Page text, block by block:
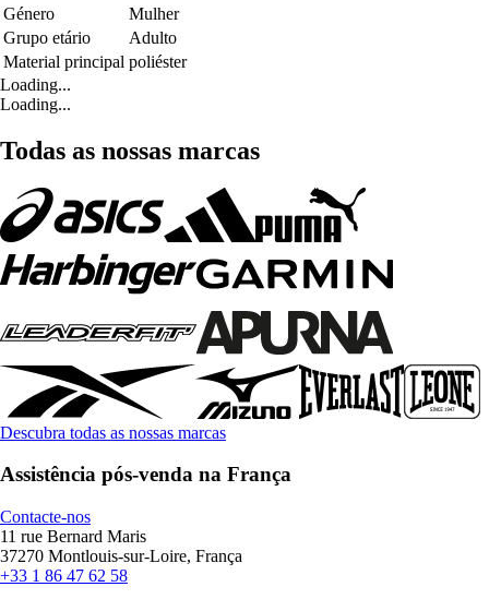
Género
Mulher
Grupo etário
Adulto
Material principal poliéster
Loading...
Loading...
Todas as nossas marcas
Descubra todas as nossas marcas
Assistência pós-venda na França
Contacte-nos
11 rue Bernard Maris
37270 Montlouis-sur-Loire, França
+33 1 86 47 62 58